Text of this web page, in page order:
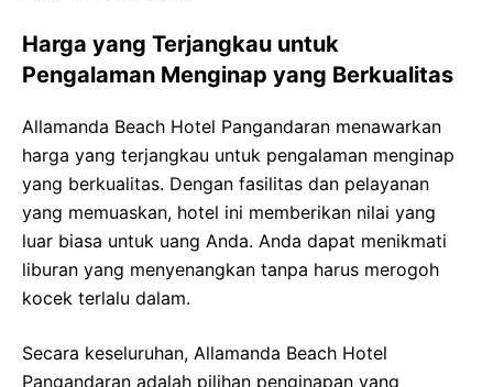
Harga yang Terjangkau untuk
Pengalaman Menginap yang Berkualitas
Allamanda Beach Hotel Pangandaran menawarkan
harga yang terjangkau untuk pengalaman menginap
yang berkualitas. Dengan fasilitas dan pelayanan
yang memuaskan, hotel ini memberikan nilai yang
luar biasa untuk uang Anda. Anda dapat menikmati
liburan yang menyenangkan tanpa harus merogoh
kocek terlalu dalam.
Secara keseluruhan, Allamanda Beach Hotel
Pangandaran adalah pilihan penginapan yang